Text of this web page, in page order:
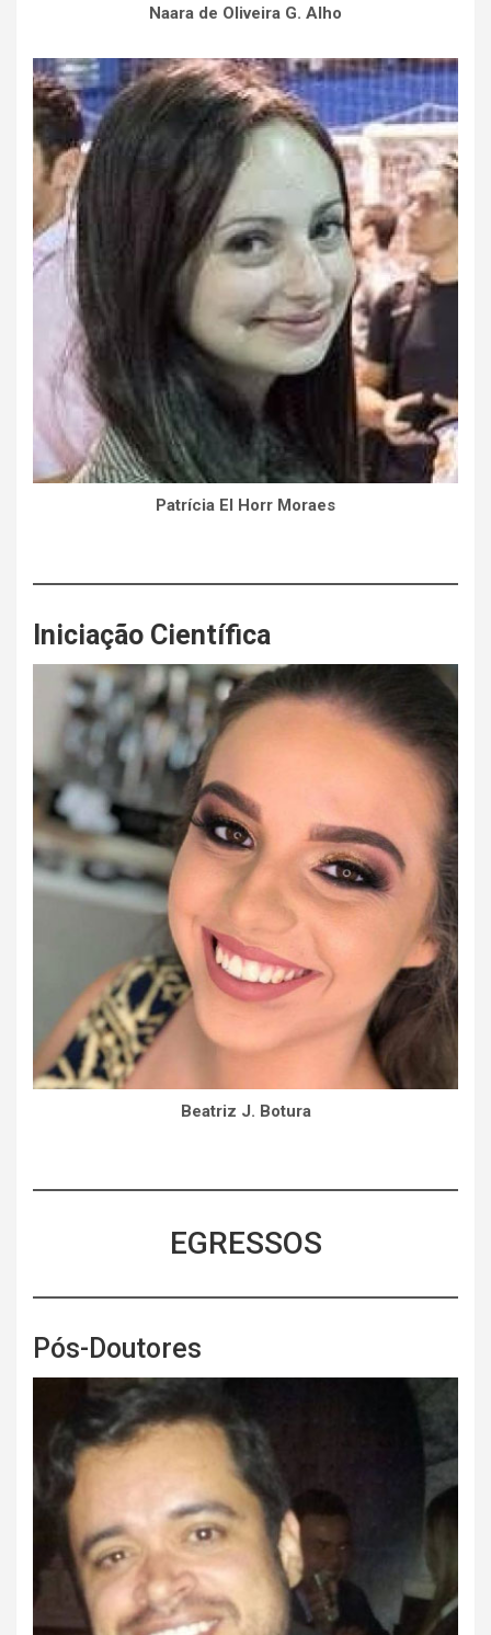
Naara de Oliveira G. Alho
Patrícia El Horr Moraes
Iniciação Científica
Beatriz J. Botura
EGRESSOS
Pós-Doutores